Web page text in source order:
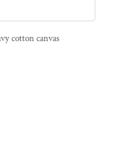
cotton canvas